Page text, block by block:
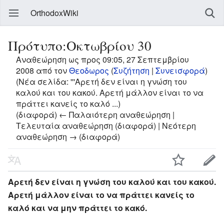
OrthodoxWiki
Πρότυπο:Οκτωβρίου 30
Αναθεώρηση ως προς 09:05, 27 Σεπτεμβρίου
2008 από τονΘεοδωρος (Συζήτηση | Συνεισφορά)
(Νέα σελίδα: '''Αρετή δεν είναι η γνώση του
καλού και του κακού. Αρετή μάλλον είναι το να
πράττει κανείς το καλό ...)
(διαφορά) ← Παλαιότερη αναθεώρηση |
Τελευταία αναθεώρηση (διαφορά) | Νεότερη
αναθεώρηση → (διαφορά)
Αρετή δεν είναι η γνώση του καλού και του κακού.
Αρετή μάλλον είναι το να πράττει κανείς το
καλό και να μην πράττει το κακό.